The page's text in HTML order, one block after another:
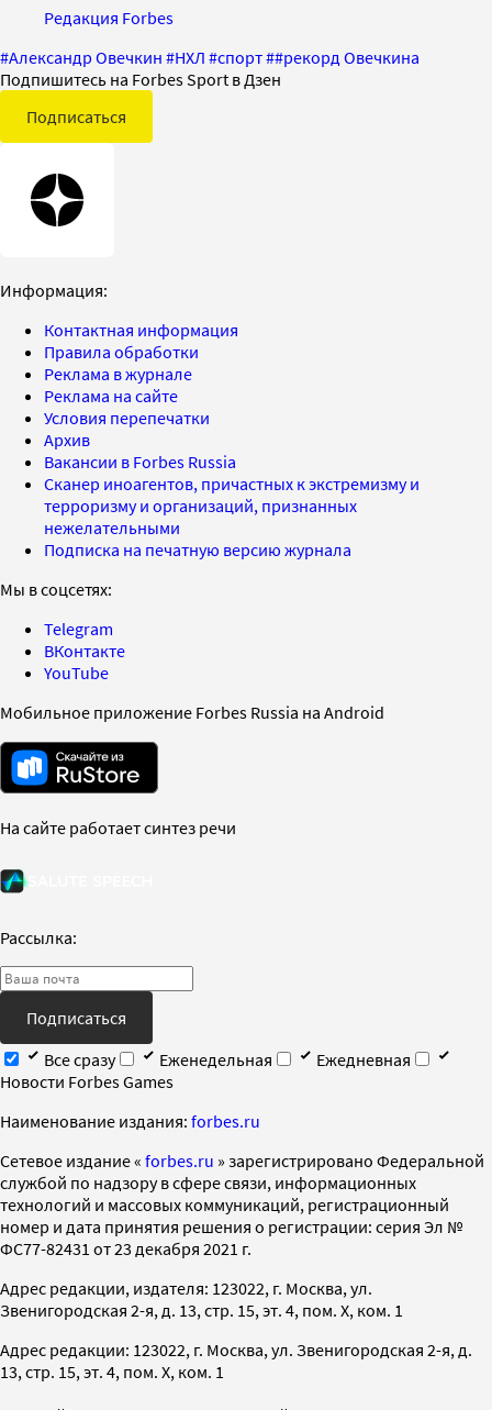
Редакция Forbes
#Александр Овечкин #НХЛ #спорт##рекорд Овечкина
Подпишитесь на Forbes Sport в Дзен
Подписаться
Информация:
Контактная информация
Правила обработки
Реклама в журнале
Реклама на сайте
Условия перепечатки
Архив
Вакансии в Forbes Russia
Сканер иноагентов, причастных к экстремизму и
терроризму и организаций, признанных
нежелательными
Подписка на печатную версию журнала
Мы в соцсетях:
Telegram
ВКонтакте
YouTube
Мобильное приложение Forbes Russia на Android
На сайте работает синтез речи
Рассылка:
Подписаться
Все сразу
Еженедельная
Ежедневная
Новости Forbes Games
Наименование издания: forbes.ru
Cетевое издание « forbes.ru » зарегистрировано Федеральной
службой по надзору в сфере связи, информационных
технологий и массовых коммуникаций, регистрационный
номер и дата принятия решения о регистрации: серия Эл №
ФС77-82431 от 23 декабря 2021 г.
Адрес редакции, издателя: 123022, г. Москва, ул.
Звенигородская 2-я, д. 13, стр. 15, эт. 4, пом. X, ком. 1
Адрес редакции: 123022, г. Москва, ул. Звенигородская 2-я, д.
13, стр. 15, эт. 4, пом. X, ком. 1